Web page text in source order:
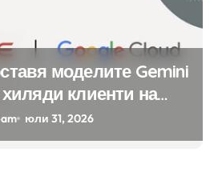
моделите Gemini
клиенти на
юли 31, 2026